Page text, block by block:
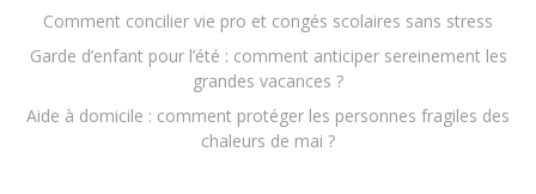
Comment concilier vie pro et congés scolaires sans stress
Garde d’enfant pour l’été : comment anticiper sereinement les
grandes vacances ?
Aide à domicile : comment protéger les personnes fragiles des
chaleurs de mai ?